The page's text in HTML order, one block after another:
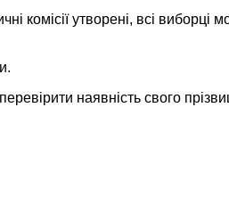
комісії утворені, всі виборці
наявність свого